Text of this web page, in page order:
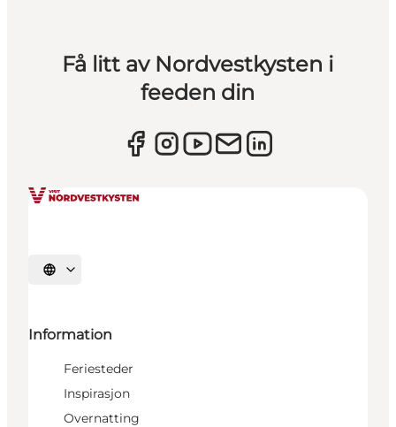
Få litt av Nordvestkysten i
feeden din
Velg språk
Information
Feriesteder
Inspirasjon
Overnatting